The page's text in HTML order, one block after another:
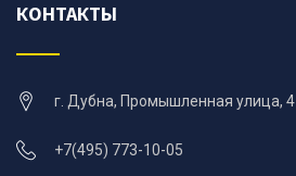
КОНТАКТЫ
г. Дубна, Промышленная улица, 4
+7(495) 773-10-05